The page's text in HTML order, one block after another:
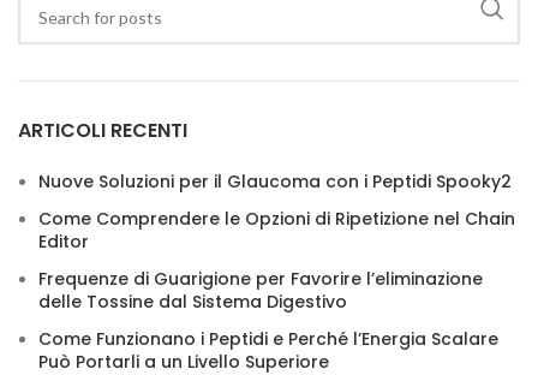
ARTICOLI RECENTI
Nuove Soluzioni per il Glaucoma con i Peptidi Spooky2
Come Comprendere le Opzioni di Ripetizione nel Chain
Editor
Frequenze di Guarigione per Favorire l’eliminazione
delle Tossine dal Sistema Digestivo
Come Funzionano i Peptidi e Perché l’Energia Scalare
Può Portarli a un Livello Superiore